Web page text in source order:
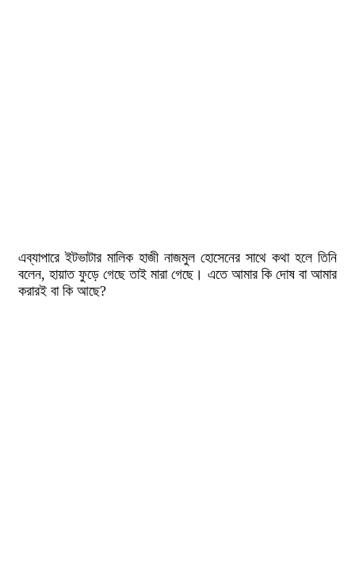
এব্যাপারে ইটভাটার মালিক হাজী নাজমুল হোসেনের সাথে কথা হলে তিনি
বলেন, হায়াত ফুড়ে গেছে তাই মারা গেছে। এতে আমার কি দোষ বা আমার
করারই বা কি আছে?